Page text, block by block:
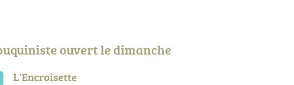
ouvert le dimanche
L'Encroisette